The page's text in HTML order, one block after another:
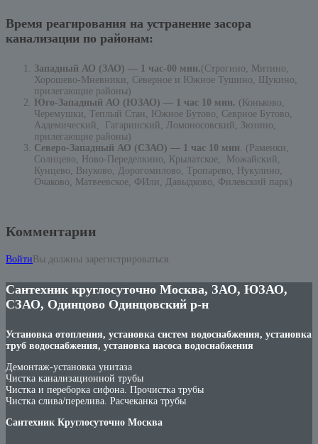
Время реагирования на устранение засора
канализации по районам:
Западный АО (ЗАО) — 1 час-00 мин.(Строгино, Митино,
Хорошево-Мневники, Северное и Южное Тушино, Щукино,
прилегающие районы)
Юго-Западный АО (ЮЗАО) — 1 час 10 мин. (Коньково,
Черемушки, Теплый Стан, Южное Бутово, Севрное Бутово,
Аадемический, Гагаринский, Ломоносовский, Зюзино,
прилегающие районы)
Северо-Западный АО (СЗАО) — 1 час 10 мин . (Раменки,
Солнцево, Ново-Переделкино, Крылатское, Можайский,
Кунцево, Внуково, Дорогомилово, Тропарево, Нукулино,
Очаково, Матвеевское, ФИли, Давыдково, Филевский парк)
Комментарии
Войти Вы должны зарегистрироваться.
Сантехник круглосуточно Москва, ЗАО, ЮЗАО,
СЗАО, Одинцово Одинцовский р-н
Установка отопления, установка систем водоснабжения, установка
труб водоснабжения, установка насоса водоснабжения
Демонтаж-установка унитаза
Чистка канализационной трубы
Чистка и переборка сифона. Прочистка трубы
Чистка слива/перелива. Расчеканка трубы
Сантехник Круглосуточно Москва